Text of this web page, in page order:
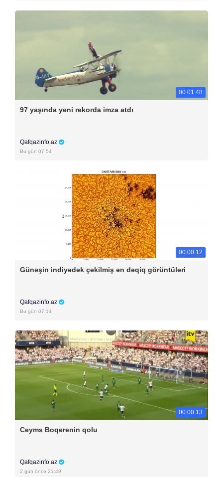
00:01:48
97 yaşında yeni rekorda imza atdı
Qafqazinfo.az
Bu gün 07:54
00:00:12
Günəşin indiyədək çəkilmiş ən dəqiq görüntüləri
Qafqazinfo.az
Bu gün 07:14
00:00:13
Ceyms Boqerenin qolu
Qafqazinfo.az
2 gün öncə 21:49